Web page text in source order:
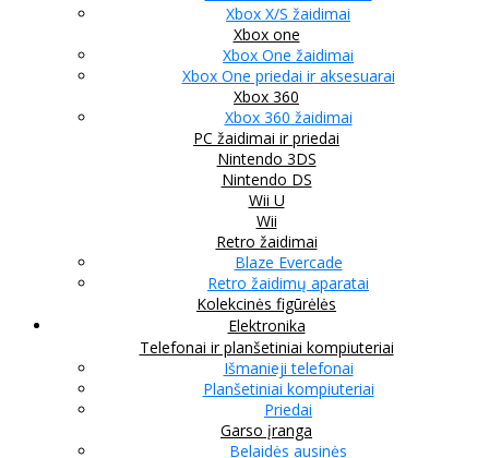
Xbox X/S žaidimai
Xbox one
Xbox One žaidimai
Xbox One priedai ir aksesuarai
Xbox 360
Xbox 360 žaidimai
PC žaidimai ir priedai
Nintendo 3DS
Nintendo DS
Wii U
Wii
Retro žaidimai
Blaze Evercade
Retro žaidimų aparatai
Kolekcinės figūrėlės
Elektronika
Telefonai ir planšetiniai kompiuteriai
Išmanieji telefonai
Planšetiniai kompiuteriai
Priedai
Garso įranga
Belaidės ausinės